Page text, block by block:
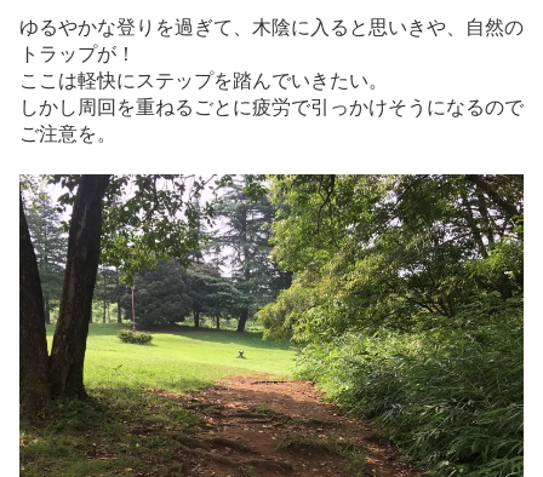
ゆるやかな登りを過ぎて、木陰に入ると思いきや、自然の
トラップが！
ここは軽快にステップを踏んでいきたい。
しかし周回を重ねるごとに疲労で引っかけそうになるので
ご注意を。